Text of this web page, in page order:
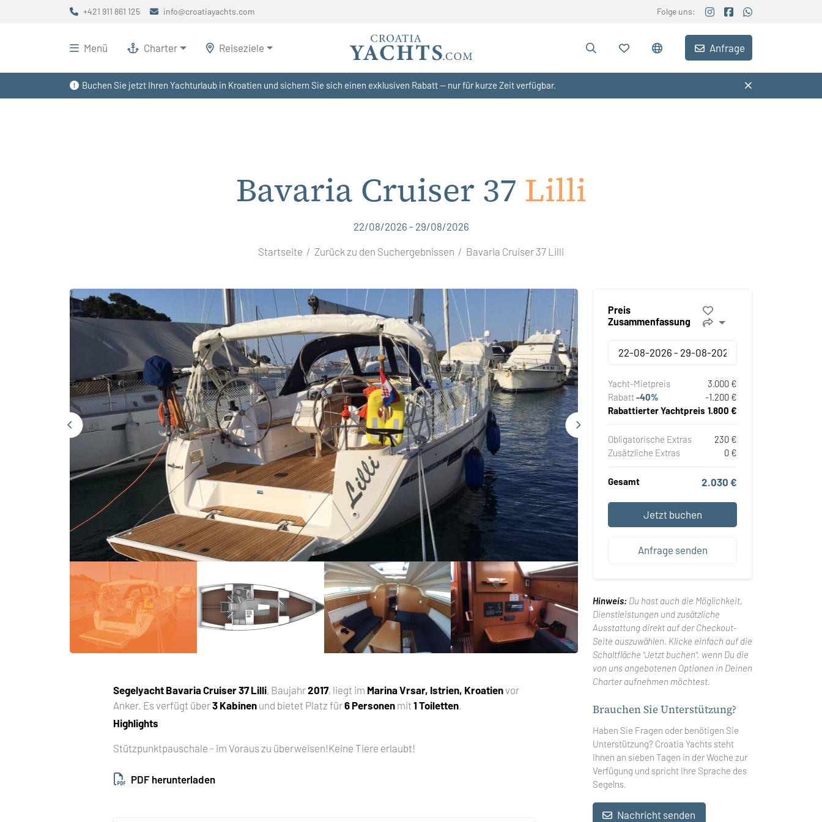
Buchen Sie jetzt Ihren Yachturlaub in Kroatien und sichern Sie sich einen exklusiven Rabatt — nur für kurze Zeit verfügbar.
+421 911 861 125 info@croatiayachts.com Folge uns:
Menü Charter Reiseziele Anfrage
Bavaria Cruiser 37 Lilli
22/08/2026 - 29/08/2026
Startseite Zurück zu den Suchergebnissen Bavaria Cruiser 37 Lilli
Segelyacht Bavaria Cruiser 37 Lilli, Baujahr2017, liegt im Marina Vrsar, Istrien, Kroatienvor
Anker. Es verfügt über3 Kabinen und bietet Platz für6 Personen mit1 Toiletten
Highlights
Stützpunktpauschale - im Voraus zu überweisen!Keine Tiere erlaubt!
PDF herunterladen
Preis
Zusammenfassung
Yacht-Mietpreis
3.000 €
Rabatt-40%
-1.200 €
Rabattierter Yachtpreis 1.800 €
Obligatorische Extras
230 €
Zusätzliche Extras
0 €
Gesamt 2.030 €
Jetzt buchen
Anfrage senden
Hinweis: Du hast auch die Möglichkeit,
Dienstleistungen und zusätzliche
Ausstattung direkt auf der Checkout-
Seite auszuwählen. Klicke einfach auf die
Schaltfläche "Jetzt buchen", wenn Du die
von uns angebotenen Optionen in Deinen
Charter aufnehmen möchtest.
Brauchen Sie Unterstützung?
Haben Sie Fragen oder benötigen Sie
Unterstützung? Croatia Yachts steht
Ihnen an sieben Tagen in der Woche zur
Verfügung und spricht Ihre Sprache des
Segelns.
Nachricht senden